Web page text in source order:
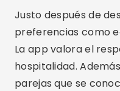
Justo después de
preferencias como
La app valora el
hospitalidad.
parejas que se